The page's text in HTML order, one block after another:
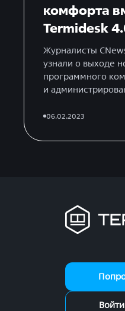
комфорта
Termidesk
Журналисты
узнали о выходе
программного
и
06.02.2023